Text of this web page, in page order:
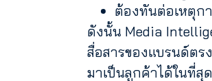
ต้องทันต่อเหตุก
ดังนั้น Media
สื่อสารของแบรนด์ตร
มาเป็นลูกค้าได้ในที่สุด